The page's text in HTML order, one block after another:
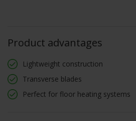
Product advantages
Lightweight construction
Transverse blades
Perfect for floor heating systems